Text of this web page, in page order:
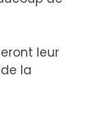
leur
la